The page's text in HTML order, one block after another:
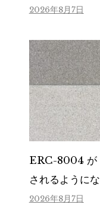
2026年8月7日
ERC-8004 が
されるように
2026年8月7日